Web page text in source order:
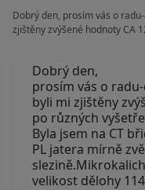
Dobrý den, prosím vás o
zjištěny zvýšené hodnoty CA
Dobrý den,
prosím vás o
byli mi zjištěny
po různých
Byla jsem na CT
PL jatera mírně
velikost dělohy